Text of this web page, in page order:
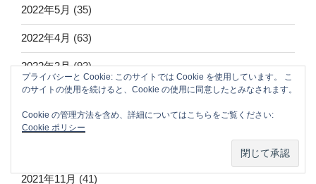
2022年5月 (35)
2022年4月 (63)
2022年3月(93)
2022年2月(153)
2022年1月 (49)
2021年11月 (41)
プライバシーと Cookie: このサイトでは Cookie を使用しています。 こ
のサイトの使用を続けると、Cookie の使用に同意したとみなされます。
Cookie の管理方法を含め、詳細についてはこちらをご覧ください:
Cookie ポリシー